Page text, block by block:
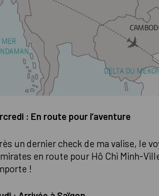
: En route pour l’aventure
un dernier check de ma valise, le
en route pour Hô Chi Minh-
!